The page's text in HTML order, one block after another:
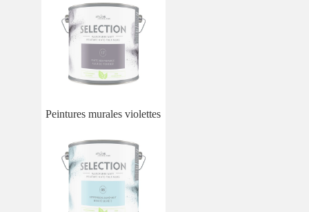
Peintures murales violettes